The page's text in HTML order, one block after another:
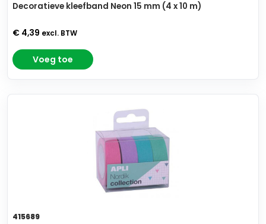
Decoratieve kleefband Neon 15 mm (4 x 10 m)
€ 4,39 excl. BTW
Voeg toe
415689